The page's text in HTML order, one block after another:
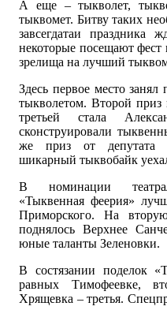
А еще – тыкволет,
тыквомет. Битву таких
завсегдатаи праздника
некоторые посещают фест
зрелища на лучший
Здесь первое место
тыкволетом. Второй приз
третьей стала
сконструировали
же приз от депутата
шикарный тыквобайк
В номинации
«Тыквенная феерия»
Приморского. На
поднялось Верхнее
юные таланты Зеленовки.
В состязании поделок
равных Тимофеевке,
Хрящевка – третья.